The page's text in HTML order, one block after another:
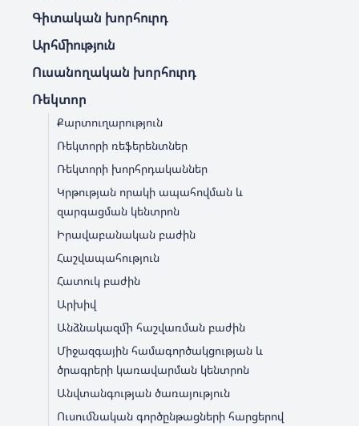
Գիտական խորհուրդ
Արհմիություն
Ուսանողական խորհուրդ
Ռեկտոր
Քարտուղարություն
Ռեկտորի ռեֆերենտներ
Ռեկտորի խորհրդականներ
Կրթության որակի ապահովման և
զարգացման կենտրոն
Իրավաբանական բաժին
Հաշվապահություն
Հատուկ բաժին
Արխիվ
Անձնակազմի հաշվառման բաժին
Միջազգային համագործակցության և
ծրագրերի կառավարման կենտրոն
Անվտանգության ծառայություն
Ուսումնական գործընթացների հարցերով